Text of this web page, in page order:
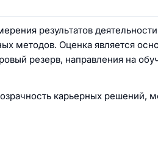
результатов
методов. Оценка является
резерв, направления на
карьерных решений,